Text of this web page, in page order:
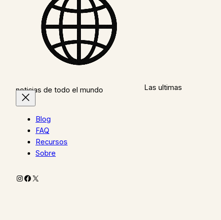
Las ultimas
noticias de todo el mundo
Blog
FAQ
Recursos
Sobre
Instagram
Facebook
X